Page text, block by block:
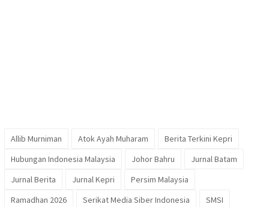
Allib Murniman Atok Ayah Muharam
Berita Terkini Kepri
Hubungan Indonesia Malaysia
Johor Bahru
Jurnal Batam
Jurnal Berita
Jurnal Kepri
Persim Malaysia
Ramadhan 2026
Serikat Media Siber Indonesia
SMSI